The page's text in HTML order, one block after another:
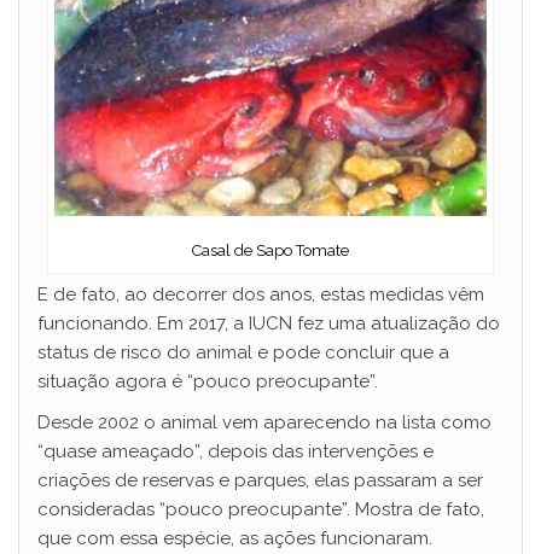
Casal de Sapo Tomate
E de fato, ao decorrer dos anos, estas medidas vêm
funcionando. Em 2017, a IUCN fez uma atualização do
status de risco do animal e pode concluir que a
situação agora é “pouco preocupante”.
Desde 2002 o animal vem aparecendo na lista como
“quase ameaçado”, depois das intervenções e
criações de reservas e parques, elas passaram a ser
consideradas “pouco preocupante”. Mostra de fato,
que com essa espécie, as ações funcionaram.